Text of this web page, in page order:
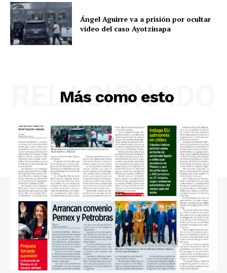
Ángel Aguirre va a prisión por ocultar
video del caso Ayotzinapa
Más como esto
RELACIONADO